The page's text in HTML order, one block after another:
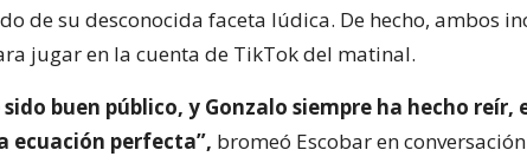
de su desconocida faceta lúdica. De hecho, ambos
jugar en la cuenta de TikTok del matinal.
sido buen público, y Gonzalo siempre ha hecho reír,
ecuación perfecta”, bromeó Escobar en